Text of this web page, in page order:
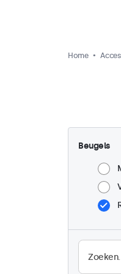
Home
Beugels